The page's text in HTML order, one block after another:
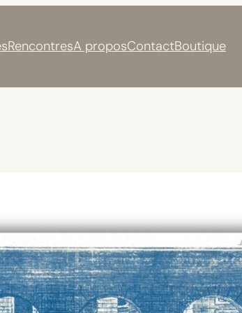
RencontresA proposContactBoutique